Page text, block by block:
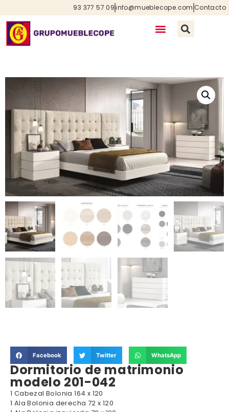
93 377 57 09info@mueblecope.com Contacto
Facebook Twitter WhatsApp
Dormitorio de matrimonio
modelo 201-042
1 Cabezal Bolonia 164 x 120
1 Ala Bolonia derecha 72 x 120